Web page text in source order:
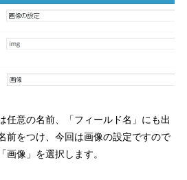
任意の名前、「フィールド名」にも出
前をつけ、今回は画像の設定ですので
画像」 を選択します。